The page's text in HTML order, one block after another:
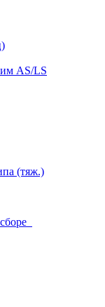
AS/LS
(тяж.)